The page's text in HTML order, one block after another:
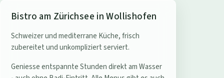
S
e
e
e
Bistro am Zürichsee in Wollishofen
Schweizer und mediterrane Küche, frisch
zubereitet und unkompliziert serviert.
Geniesse entspannte Stunden direkt am Wasser